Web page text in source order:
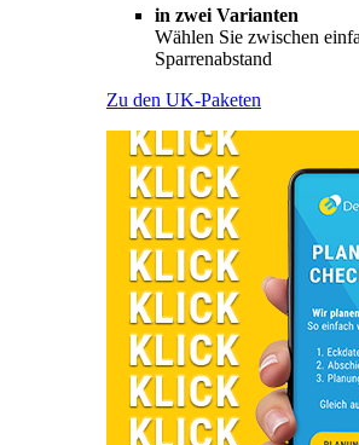
in zwei Varianten
Wählen Sie zwischen
Sparrenabstand
Zu den UK-Paketen